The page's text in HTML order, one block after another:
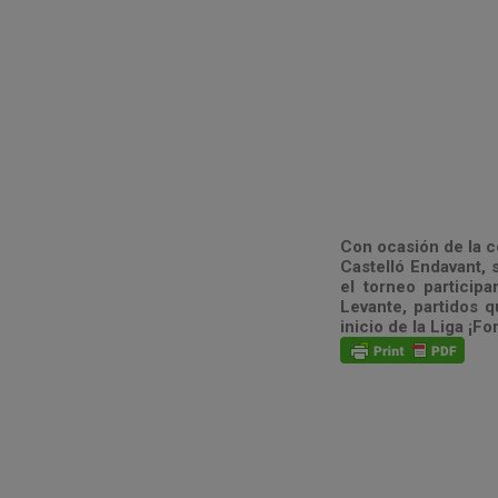
Con ocasión de la
Castelló Endavant,
el torneo
Levante, partidos
inicio de la Liga